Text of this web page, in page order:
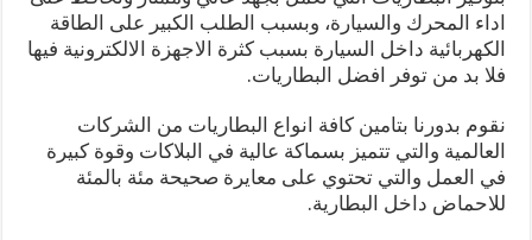
اداء المحرك والسيارة، وبسبب الطلب الكبير على الطاقة
الكهربائية داخل السيارة بسبب كثرة الاجهزة الالكترونية فيها
فلا بد من توفر افضل البطاريات.
نقوم بدورنا بتامين كافة انواع البطاريات من الشركات
العالمية والتي تتميز بسماكة عالية في البلاكات وقوة كبيرة
في العمل والتي تحتوي على معايرة صحيحة مئة بالمئة
للاحماض داخل البطارية.